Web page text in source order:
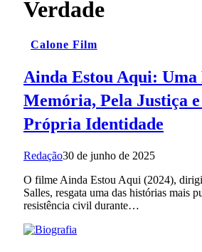
Verdade
Calone Film
Ainda Estou Aqui: Uma
Memória, Pela Justiça
Própria Identidade
Redação30 de junho de 2025
O filme Ainda Estou Aqui (2024),
Salles, resgata uma das histórias mais
resistência civil durante…